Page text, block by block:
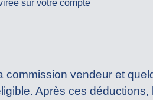
sur votre compte
commission vendeur et
Après ces déductions,